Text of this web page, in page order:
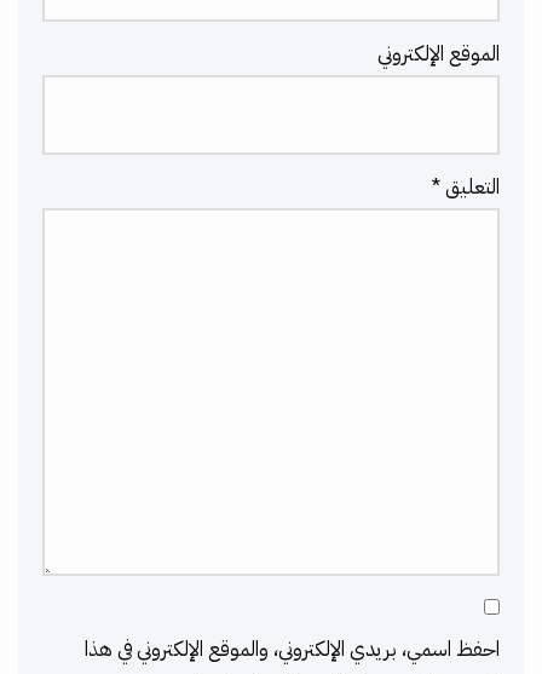
الموقع الإلكتروني
التعليق*
احفظ اسمي، بريدي الإلكتروني، والموقع الإلكتروني في هذا